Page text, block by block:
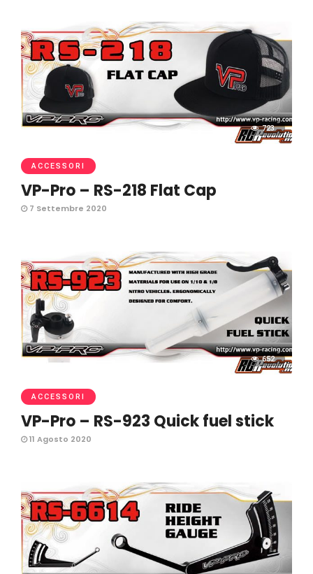
723
ACCESSORI
VP-Pro – RS-218 Flat Cap
7 Settembre 2020
652
ACCESSORI
VP-Pro – RS-923 Quick fuel stick
11 Agosto 2020